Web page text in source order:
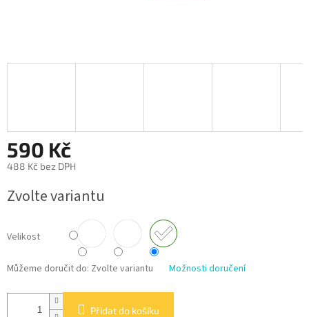
590 Kč
488 Kč bez DPH
cena:
Zvolte variantu
Velikost
Můžeme doručit do: Zvolte variantu Možnosti doručení
Přidat do košíku